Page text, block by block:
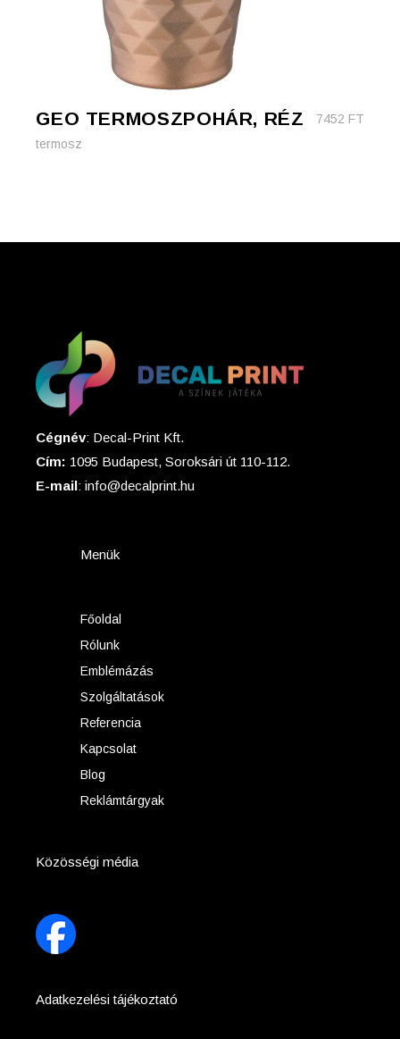
GEO TERMOSZPOHÁR, RÉZ 7452 FT
termosz
Cégnév: Decal-Print Kft.
Cím: 1095 Budapest, Soroksári út 110-112.
E-mail: info@decalprint.hu
Menük
Főoldal
Rólunk
Emblémázás
Szolgáltatások
Referencia
Kapcsolat
Blog
Reklámtárgyak
Közösségi média
Adatkezelési tájékoztató